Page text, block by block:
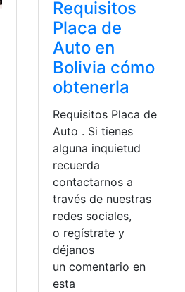
Requisitos
Placa de
Auto en
Bolivia cómo
obtenerla
Requisitos Placa de
Auto . Si tienes
alguna inquietud
recuerda
contactarnos a
través de nuestras
redes sociales,
o regístrate y
déjanos
un comentario en
esta